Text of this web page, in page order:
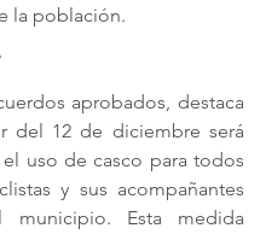
la población.
aprobados, destaca
del 12 de diciembre será
uso de casco para todos
y sus acompañantes
municipio. Esta medida